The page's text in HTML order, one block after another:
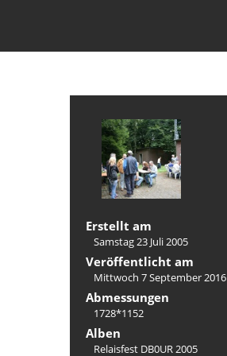
Erstellt am
Samstag 23 Juli 2005
Veröffentlicht am
Mittwoch 7 September 2016
Abmessungen
1728*1152
Alben
Relaisfest DB0UR 2005